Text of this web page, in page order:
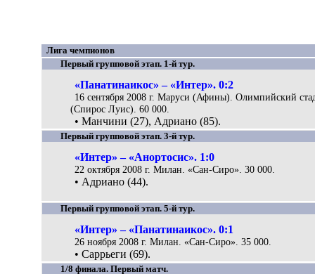
Лига чемпионов
Первый групповой этап. 1-й тур.
«Панатинаикос» – «Интер». 0:2
16 сентября 2008 г. Маруси (Афины). Олимпийский
(Спирос Луис). 60 000.
• Манчини (27), Адриано (85).
Первый групповой этап. 3-й тур.
«Интер» – «Анортосис». 1:0
22 октября 2008 г. Милан. «Сан-Сиро». 30 000.
• Адриано (44).
Первый групповой этап. 5-й тур.
«Интер» – «Панатинаикос». 0:1
26 ноября 2008 г. Милан. «Сан-Сиро». 35 000.
• Саррьеги (69).
1/8 финала. Первый матч.